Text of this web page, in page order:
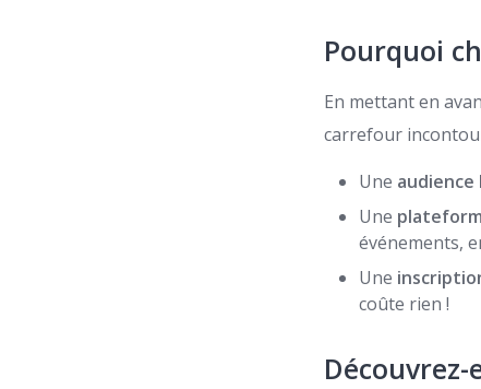
Pourquoi
En mettant en
carrefour
Une audience
Une
événements,
Une
coûte rien !